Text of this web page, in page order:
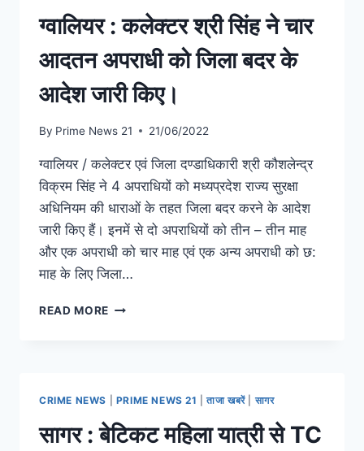
ग्वालियर : कलेक्टर श्री सिंह ने चार
आदतन अपराधी को जिला बदर के
आदेश जारी किए।
By Prime News 21 21/06/2022
ग्वालियर / कलेक्टर एवं जिला दण्डाधिकारी श्री कौशलेन्द्र
विक्रम सिंह ने 4 अपराधियों को मध्यप्रदेश राज्य सुरक्षा
अधिनियम की धाराओं के तहत जिला बदर करने के आदेश
जारी किए हैं। इनमें से दो अपराधियों को तीन – तीन माह
और एक अपराधी को चार माह एवं एक अन्य अपराधी को छ:
माह के लिए जिला…
READ MORE
CRIME NEWS PRIME NEWS 21 |ताजा खबरें| सागर
सागर : बेटिकट महिला यात्री से TC